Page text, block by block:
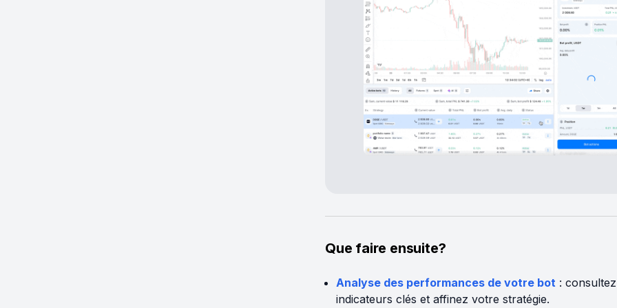
Que faire ensuite?
Analyse des performances de votre bot :
indicateurs clés et affinez votre stratégie.